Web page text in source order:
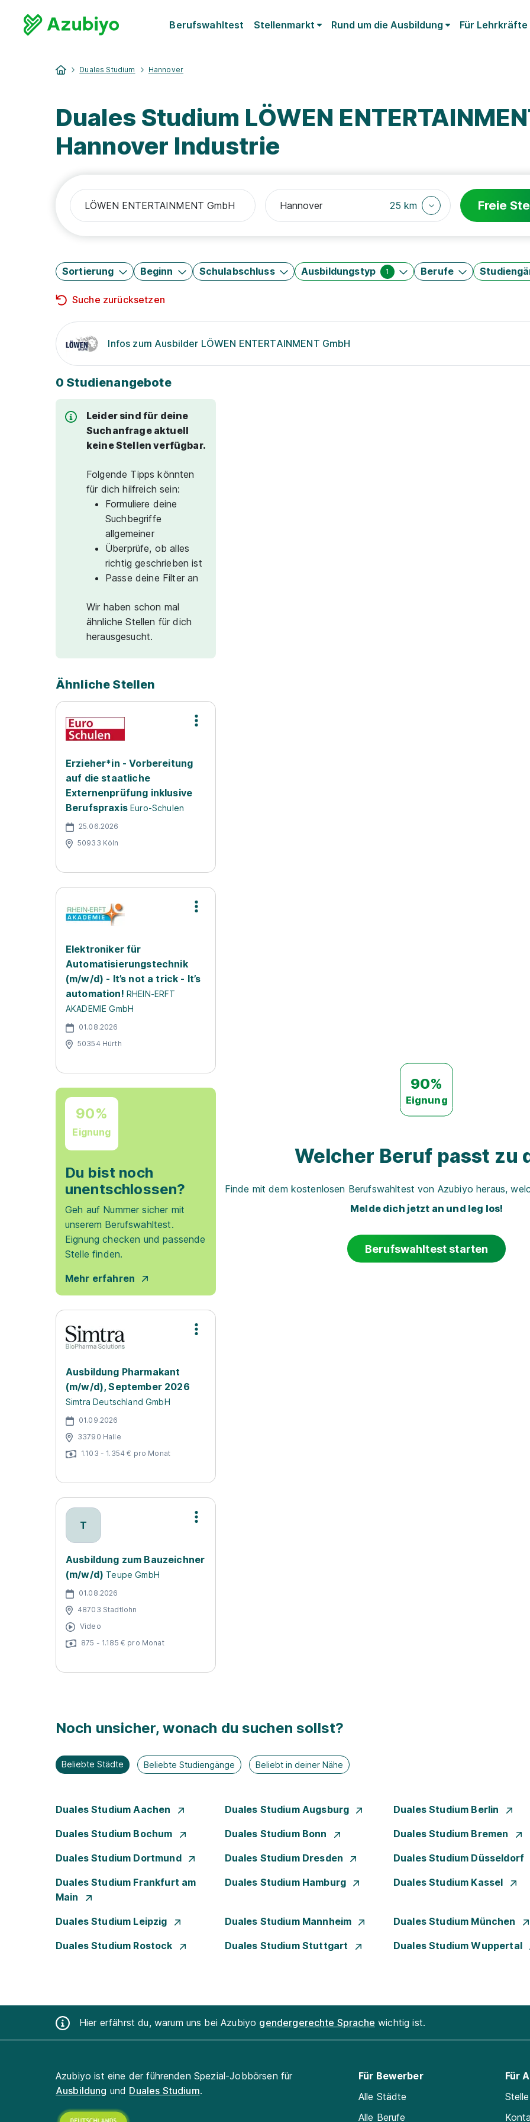
Berufswahltest Stellenmarkt Rund um die Ausbildung Für Lehrkräfte
Duales Studium Hannover
Duales Studium LÖWEN
Hannover Industrie
25 km Freie
Sortierung Beginn Schulabschluss Ausbildungstyp 1 Berufe
Suche zurücksetzen
Infos zum Ausbilder LÖWEN ENTERTAINMENT GmbH
0 Studienangebote
Leider sind für deine
Suchanfrage aktuell
keine Stellen verfügbar.
Folgende Tipps könnten
für dich hilfreich sein:
Formuliere deine
Suchbegriffe
allgemeiner
Überprüfe, ob alles
richtig geschrieben ist
Passe deine Filter an
Wir haben schon mal
ähnliche Stellen für dich
herausgesucht.
Ähnliche Stellen
Erzieher*in - Vorbereitung
auf die staatliche
Externenprüfung inklusive
Berufspraxis Euro-Schulen
25.06.2026
50933 Köln
Elektroniker für
Automatisierungstechnik
(m/w/d) - It’s not a trick - It’s
automation! RHEIN-ERFT
AKADEMIE GmbH
01.08.2026
50354 Hürth
90%
Eignung
Du bist noch
unentschlossen?
Geh auf Nummer sicher mit
unserem Berufswahltest.
Eignung checken und passende
Stelle finden.
Mehr erfahren
Ausbildung Pharmakant
(m/w/d), September 2026
Simtra Deutschland GmbH
01.09.2026
33790 Halle
1.103 - 1.354 € pro Monat
T
Ausbildung zum Bauzeichner
(m/w/d) Teupe GmbH
01.08.2026
48703 Stadtlohn
Video
875 - 1.185 € pro Monat
90%
Eignung
Welcher Beruf passt zu
Finde mit dem kostenlosen Berufswahltest von Azubiyo heraus,
Melde dich jetzt an und leg los!
Berufswahltest starten
Noch unsicher, wonach du suchen sollst?
Beliebte Städte Beliebte Studiengänge Beliebt in deiner Nähe
Duales Studium Aachen Duales Studium Augsburg Duales Studium Berlin
Duales Studium Bochum Duales Studium Bonn Duales Studium Bremen
Duales Studium Dortmund Duales Studium Dresden Duales Studium Düsseldorf
Duales Studium Frankfurt am
Main
Duales Studium Hamburg Duales Studium Kassel
Duales Studium Leipzig Duales Studium Mannheim Duales Studium München
Duales Studium Rostock Duales Studium Stuttgart Duales Studium Wuppertal
Hier erfährst du, warum uns bei Azubiyo gendergerechte Sprache wichtig ist.
Azubiyo ist eine der führenden Spezial-Jobbörsen für
Ausbildung und Duales Studium.
Für Bewerber
Alle Städte
Alle Berufe
Für